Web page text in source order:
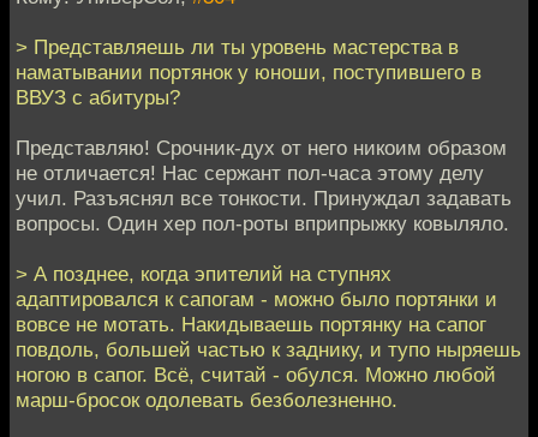
> Представляешь ли ты уровень мастерства в
наматывании портянок у юноши, поступившего в
ВВУЗ с абитуры?
Представляю! Срочник-дух от него никоим образом
не отличается! Нас сержант пол-часа этому делу
учил. Разъяснял все тонкости. Принуждал задавать
вопросы. Один хер пол-роты вприпрыжку ковыляло.
> А позднее, когда эпителий на ступнях
адаптировался к сапогам - можно было портянки и
вовсе не мотать. Накидываешь портянку на сапог
повдоль, большей частью к заднику, и тупо ныряешь
ногою в сапог. Всё, считай - обулся. Можно любой
марш-бросок одолевать безболезненно.